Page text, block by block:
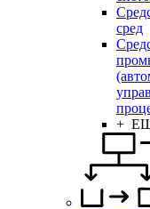
сред
+